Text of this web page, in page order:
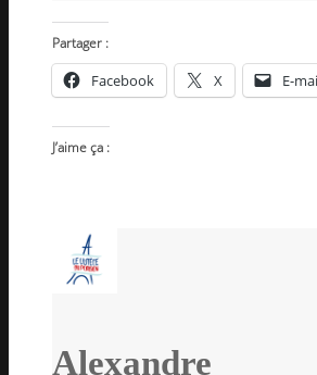
Partager :
Facebook X E-
J’aime ça :
Alexandre